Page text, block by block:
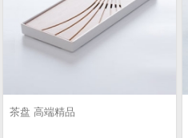
茶盘 高端精品